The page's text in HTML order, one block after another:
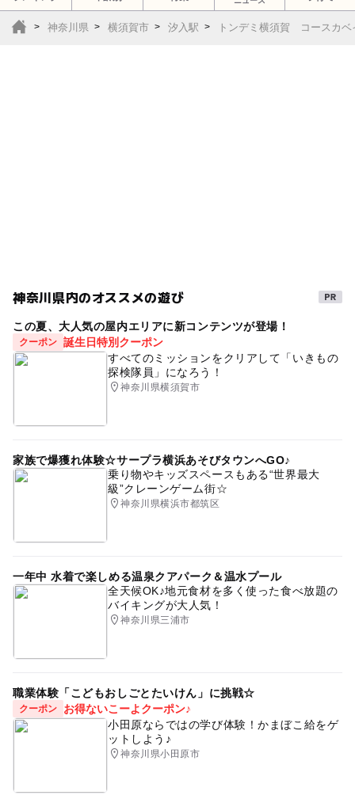
神奈川県 横須賀市 汐入駅 トンデミ横須賀 コースカベ
神奈川県内のオススメの遊び
この夏、大人気の屋内エリアに新コンテンツが登場！
クーポン 誕生日特別クーポン
すべてのミッションをクリアして「いきもの
探検隊員」になろう！
神奈川県横須賀市
家族で爆獲れ体験☆サープラ横浜あそびタウンへGO♪
乗り物やキッズスペースもある“世界最大
級”クレーンゲーム街☆
神奈川県横浜市都筑区
一年中 水着で楽しめる温泉クアパーク＆温水プール
全天候OK♪地元食材を多く使った食べ放題の
バイキングが大人気！
神奈川県三浦市
職業体験「こどもおしごとたいけん」に挑戦☆
クーポン
お得ないこーよクーポン♪
小田原ならではの学び体験！かまぼこ給をゲ
ットしよう♪
神奈川県小田原市